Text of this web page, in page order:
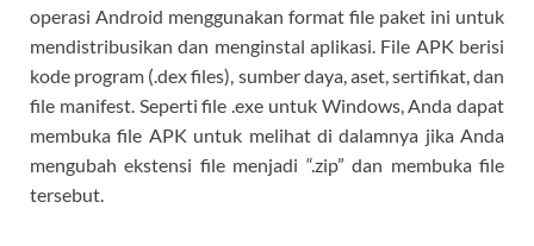
operasi Android menggunakan format file paket ini untuk
mendistribusikan dan menginstal aplikasi. File APK berisi
kode program (.dex files), sumber daya, aset, sertifikat, dan
file manifest. Seperti file .exe untuk Windows, Anda dapat
membuka file APK untuk melihat di dalamnya jika Anda
mengubah ekstensi file menjadi “.zip” dan membuka file
tersebut.